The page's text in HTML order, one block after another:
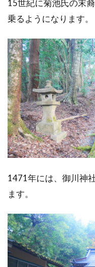
15世紀に菊池氏の末
乗るようになります。
1471年には、御川神
ます。